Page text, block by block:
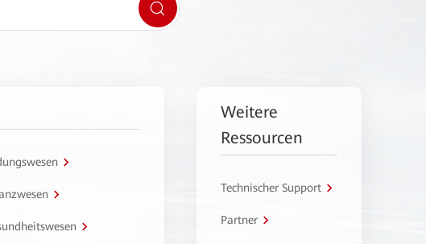
Weitere
Ressourcen
Technischer Support
Partner